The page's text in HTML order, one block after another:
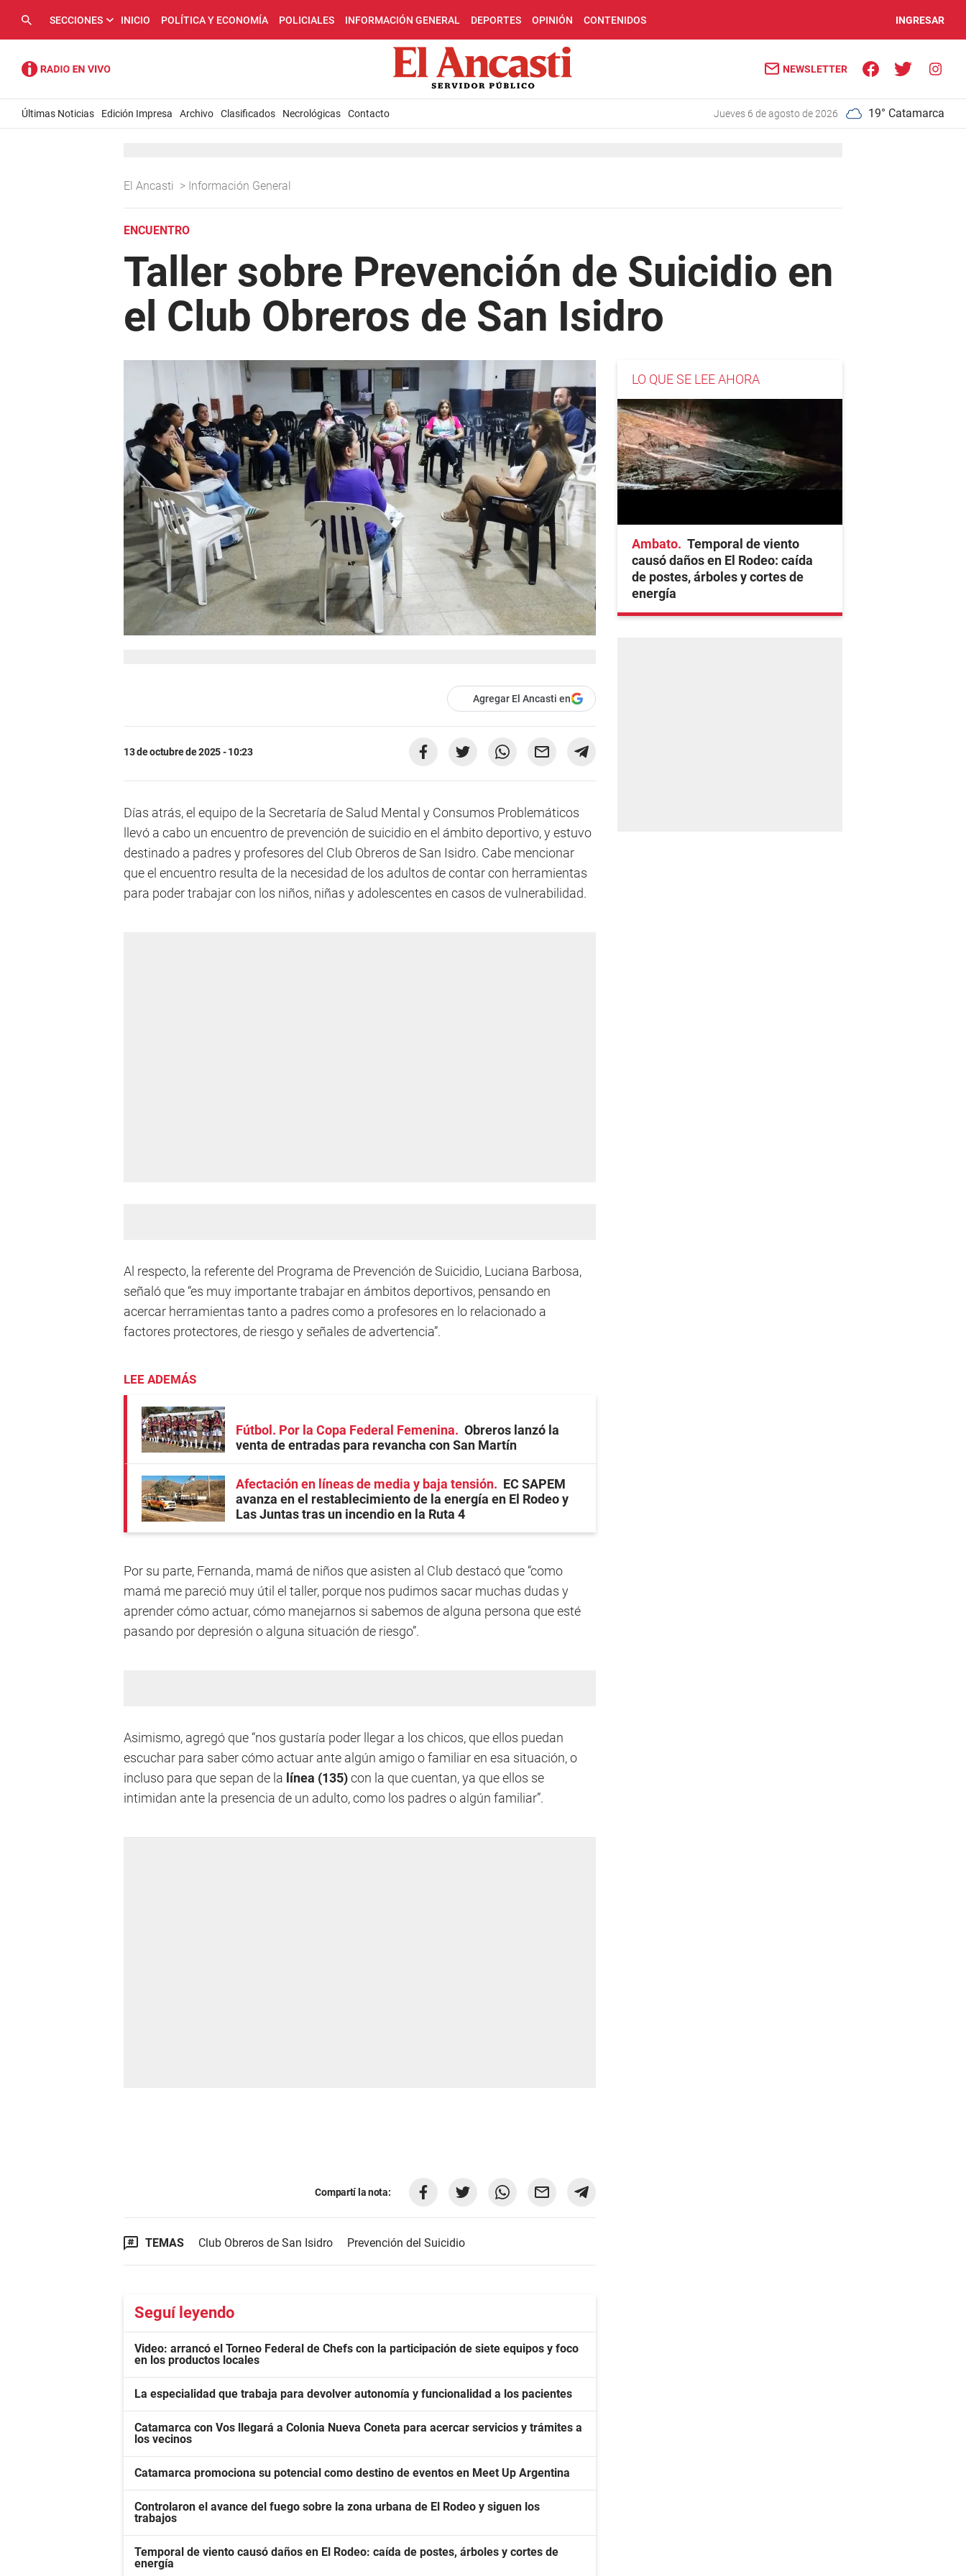
SECCIONES INICIO POLÍTICA Y ECONOMÍA POLICIALES INFORMACIÓN GENERAL DEPORTES OPINIÓN CONTENIDOS INGRESAR
NEWSLETTER
Últimas Noticias Edición Impresa Archivo Clasificados Necrológicas Contacto jueves 6 de agosto de 2026 19° Catamarca
El Ancasti > Información General
ENCUENTRO
Taller sobre Prevención de Suicidio en
el Club Obreros de San Isidro
Agregar El Ancasti en
13 de octubre de 2025 - 10:23
Días atrás, el equipo de la Secretaría de Salud Mental y Consumos Problemáticos
llevó a cabo un encuentro de prevención de suicidio en el ámbito deportivo, y estuvo
destinado a padres y profesores del Club Obreros de San Isidro. Cabe mencionar
que el encuentro resulta de la necesidad de los adultos de contar con herramientas
para poder trabajar con los niños, niñas y adolescentes en casos de vulnerabilidad.
Al respecto, la referente del Programa de Prevención de Suicidio, Luciana Barbosa,
señaló que “es muy importante trabajar en ámbitos deportivos, pensando en
acercar herramientas tanto a padres como a profesores en lo relacionado a
factores protectores, de riesgo y señales de advertencia”.
LEE ADEMÁS
Fútbol. Por la Copa Federal Femenina
Obreros lanzó la
venta de entradas para revancha con San Martín
Afectación en líneas de media y baja tensión
EC SAPEM
avanza en el restablecimiento de la energía en El Rodeo y
Las Juntas tras un incendio en la Ruta 4
Por su parte, Fernanda, mamá de niños que asisten al Club destacó que “como
mamá me pareció muy útil el taller, porque nos pudimos sacar muchas dudas y
aprender cómo actuar, cómo manejarnos si sabemos de alguna persona que esté
pasando por depresión o alguna situación de riesgo”.
Asimismo, agregó que “nos gustaría poder llegar a los chicos, que ellos puedan
escuchar para saber cómo actuar ante algún amigo o familiar en esa situación, o
incluso para que sepan de la línea (135)con la que cuentan, ya que ellos se
intimidan ante la presencia de un adulto, como los padres o algún familiar”.
Compartí la nota:
TEMAS Club Obreros de San Isidro Prevención del Suicidio
Seguí leyendo
Video: arrancó el Torneo Federal de Chefs con la participación de siete equipos y foco
en los productos locales
La especialidad que trabaja para devolver autonomía y funcionalidad a los pacientes
Catamarca con Vos llegará a Colonia Nueva Coneta para acercar servicios y trámites a
los vecinos
Catamarca promociona su potencial como destino de eventos en Meet Up Argentina
Controlaron el avance del fuego sobre la zona urbana de El Rodeo y siguen los
trabajos
Temporal de viento causó daños en El Rodeo: caída de postes, árboles y cortes de
energía
LO QUE SE LEE AHORA
Ambato
Temporal de viento
causó daños en El Rodeo: caída
de postes, árboles y cortes de
energía